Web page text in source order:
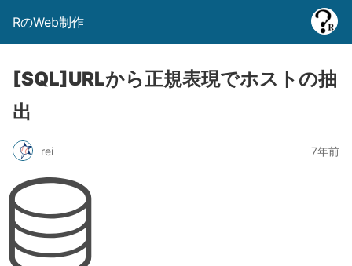
RのWeb制作
[SQL]URLから正規表現でホストの抽
出
rei 7年前